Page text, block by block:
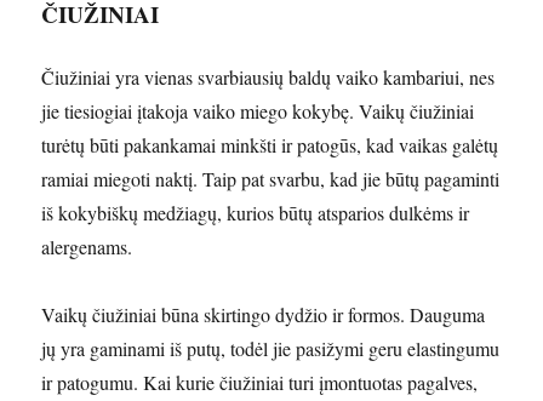
ČIUŽINIAI
Čiužiniai yra vienas svarbiausių baldų vaiko kambariui, nes
jie tiesiogiai įtakoja vaiko miego kokybę. Vaikų čiužiniai
turėtų būti pakankamai minkšti ir patogūs, kad vaikas galėtų
ramiai miegoti naktį. Taip pat svarbu, kad jie būtų pagaminti
iš kokybiškų medžiagų, kurios būtų atsparios dulkėms ir
alergenams.
Vaikų čiužiniai būna skirtingo dydžio ir formos. Dauguma
jų yra gaminami iš putų, todėl jie pasižymi geru elastingumu
ir patogumu. Kai kurie čiužiniai turi įmontuotas pagalves,